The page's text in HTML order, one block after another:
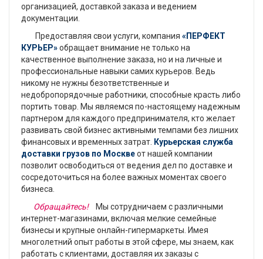
организацией, доставкой заказа и ведением
документации.
Предоставляя свои услуги, компания «ПЕРФЕКТ
КУРЬЕР»обращает внимание не только на
качественное выполнение заказа, но и на личные и
профессиональные навыки самих курьеров. Ведь
никому не нужны безответственные и
недобропорядочные работники, способные красть либо
портить товар. Мы являемся по-настоящему надежным
партнером для каждого предпринимателя, кто желает
развивать свой бизнес активными темпами без лишних
финансовых и временных затрат. Курьерская служба
доставки грузов по Москвеот нашей компании
позволит освободиться от ведения дел по доставке и
сосредоточиться на более важных моментах своего
бизнеса.
Обращайтесь!Мы сотрудничаем с различными
интернет-магазинами, включая мелкие семейные
бизнесы и крупные онлайн-гипермаркеты. Имея
многолетний опыт работы в этой сфере, мы знаем, как
работать с клиентами, доставляя их заказы с